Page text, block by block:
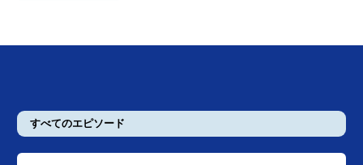
すべてのエピソード